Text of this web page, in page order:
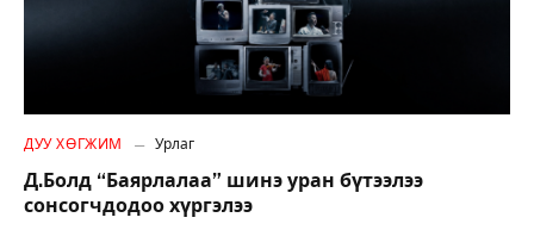
ДУУ ХӨГЖИМ Урлаг
Д.Болд “Баярлалаа” шинэ уран бүтээлээ
сонсогчдодоо хүргэлээ